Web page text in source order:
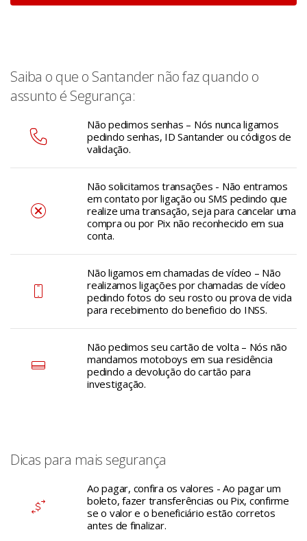
Saiba o que o Santander não faz quando o
assunto é Segurança:
Não pedimos senhas – Nós nunca ligamos
pedindo senhas, ID Santander ou códigos de
validação.
Não solicitamos transações - Não entramos
em contato por ligação ou SMS pedindo que
realize uma transação, seja para cancelar uma
compra ou por Pix não reconhecido em sua
conta.
Não ligamos em chamadas de vídeo – Não
realizamos ligações por chamadas de vídeo
pedindo fotos do seu rosto ou prova de vida
para recebimento do beneficio do INSS.
Não pedimos seu cartão de volta – Nós não
mandamos motoboys em sua residência
pedindo a devolução do cartão para
investigação.
Dicas para mais segurança
Ao pagar, confira os valores - Ao pagar um
boleto, fazer transferências ou Pix, confirme
se o valor e o beneficiário estão corretos
antes de finalizar.